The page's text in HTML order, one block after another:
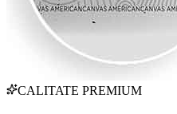
CALITATE PREMIUM